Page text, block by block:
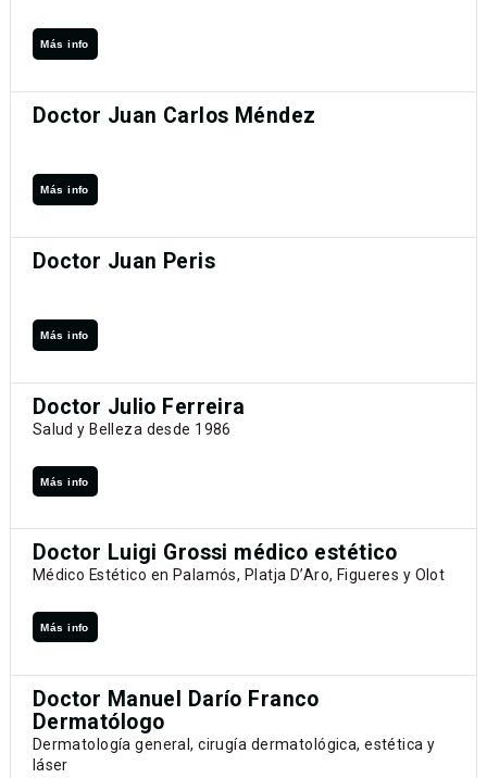
Más info
Doctor Juan Carlos Méndez
Más info
Doctor Juan Peris
Más info
Doctor Julio Ferreira
Salud y Belleza desde 1986
Más info
Doctor Luigi Grossi médico estético
Médico Estético en Palamós, Platja D’Aro, Figueres y Olot
Más info
Doctor Manuel Darío Franco
Dermatólogo
Dermatología general, cirugía dermatológica, estética y
láser